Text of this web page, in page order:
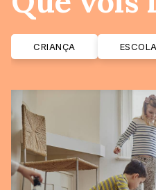
CRIANÇA ESCOLA